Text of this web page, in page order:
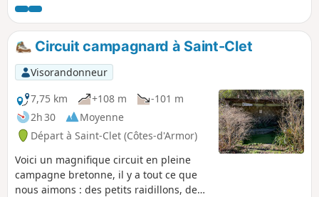
Guingamp. Il en subsiste encore de
nombreux. Partons à la découverte de cette
rivière.Circuit campagnard à Saint-Clet
Visorandonneur
7,75 km
+108 m
-101 m
2h 30
Moyenne
Départ à Saint-Clet (Côtes-d'Armor)
Voici un magnifique circuit en pleine
campagne bretonne, il y a tout ce que
nous aimons : des petits raidillons, des